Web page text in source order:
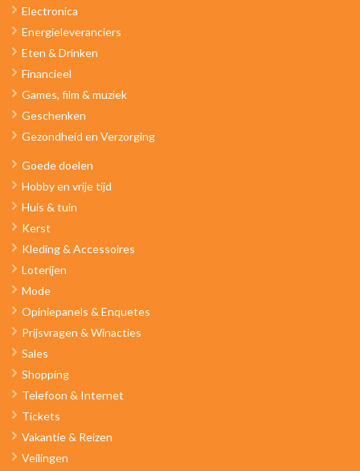
Electronica
Energieleveranciers
Eten & Drinken
Financieel
Games, film & muziek
Geschenken
Gezondheid en Verzorging
Goede doelen
Hobby en vrije tijd
Huis & tuin
Kerst
Kleding & Accessoires
Loterijen
Mode
Opiniepanels & Enquetes
Prijsvragen & Winacties
Sales
Shopping
Telefoon & Internet
Tickets
Vakantie & Reizen
Veilingen